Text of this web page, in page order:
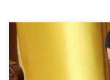
У Кабміні розповіли, що
Коли наприкінці 2016-го